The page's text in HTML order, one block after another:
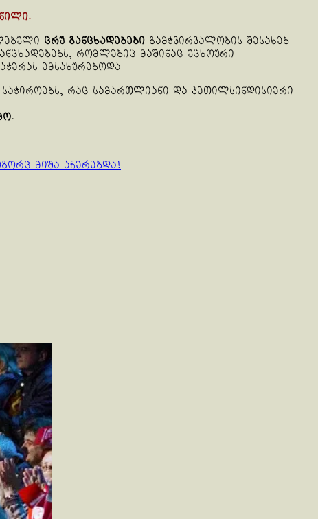
ცრუ განცხადებები გამჭვირვალობის შესახებ
რომლებიც მაშინაც უცხოური
ემსახურებოდა.
რაც სამართლიანი და კეთილსინდისიერი
მიშა აჩერებდა!